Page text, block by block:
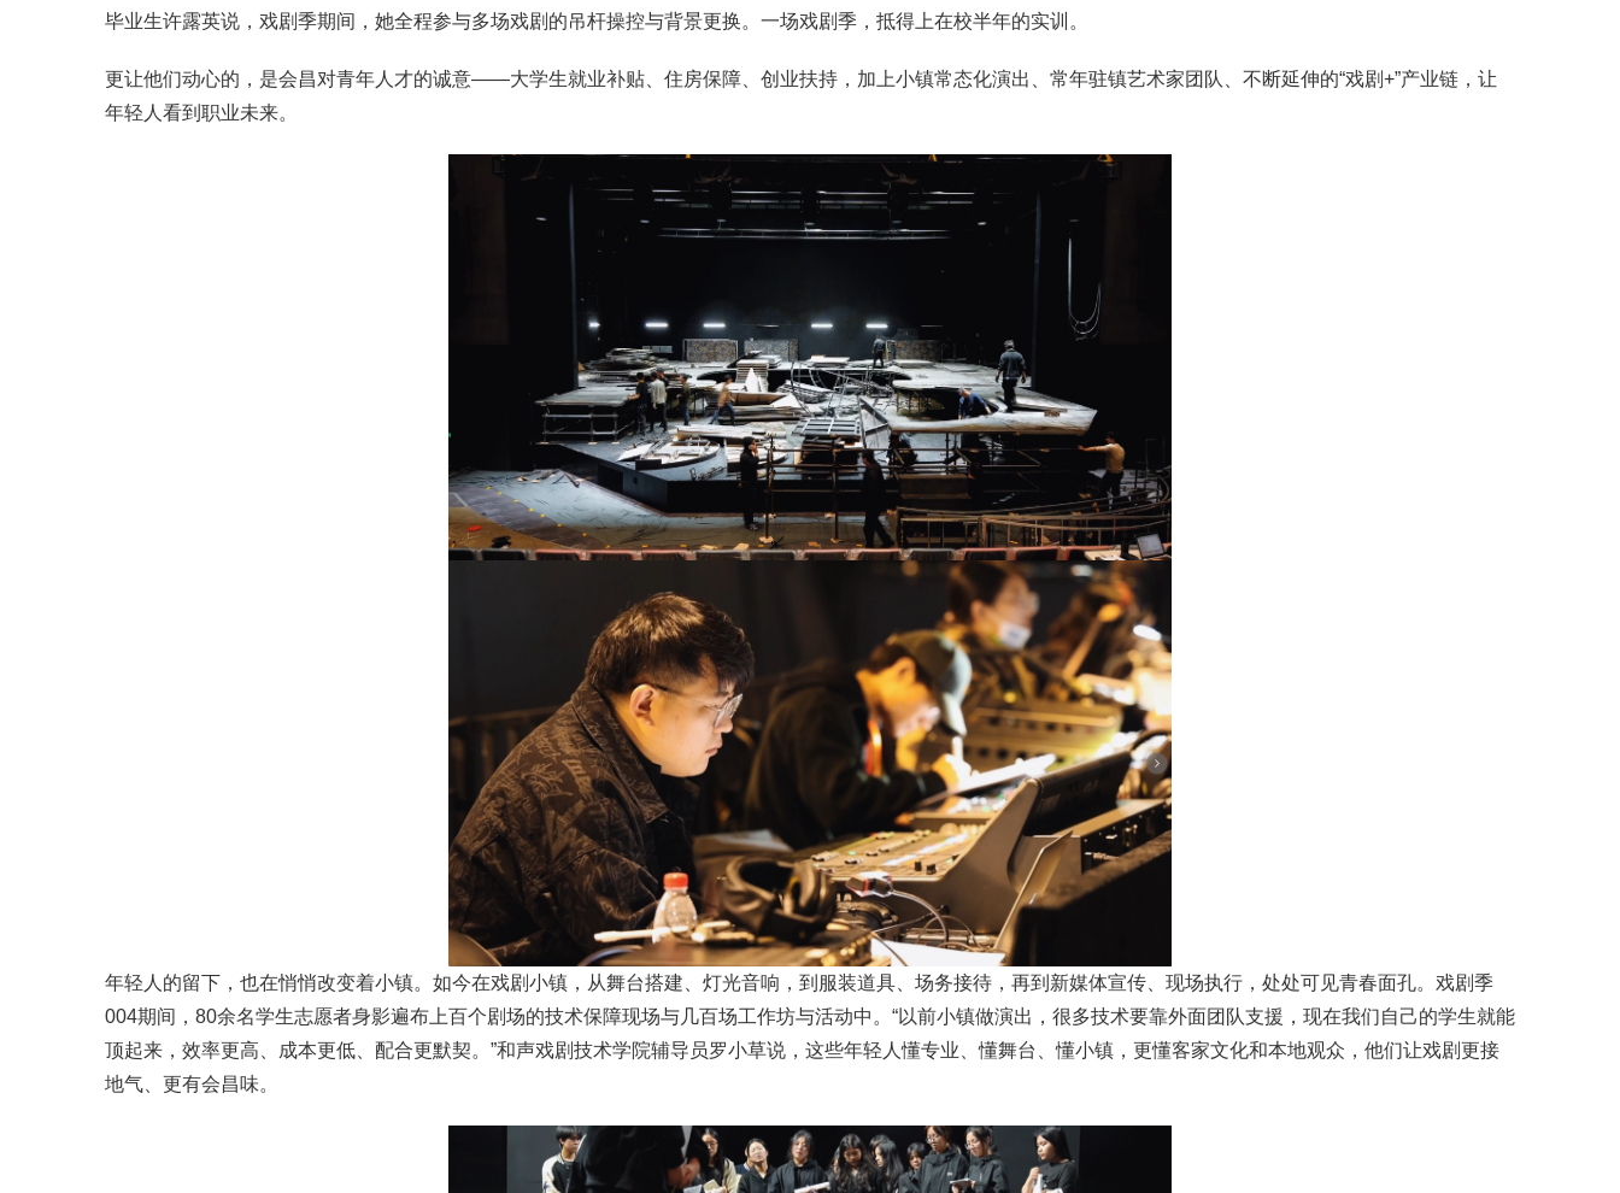
毕业生许露英说，戏剧季期间，她全程参与多场戏剧的吊杆操控与背景更换。一场戏剧季，抵得上在校半年的实训。
更让他们动心的，是会昌对青年人才的诚意——大学生就业补贴、住房保障、创业扶持，加上小镇常态化演出、常年驻镇艺术家团队、不断延伸的“戏剧+”产业链，让
年轻人看到职业未来。
年轻人的留下，也在悄悄改变着小镇。如今在戏剧小镇，从舞台搭建、灯光音响，到服装道具、场务接待，再到新媒体宣传、现场执行，处处可见青春面孔。戏剧季
004期间，80余名学生志愿者身影遍布上百个剧场的技术保障现场与几百场工作坊与活动中。“以前小镇做演出，很多技术要靠外面团队支援，现在我们自己的学生就能
顶起来，效率更高、成本更低、配合更默契。”和声戏剧技术学院辅导员罗小草说，这些年轻人懂专业、懂舞台、懂小镇，更懂客家文化和本地观众，他们让戏剧更接
地气、更有会昌味。